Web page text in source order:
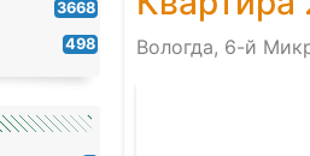
3668
498 Вологда, 6-й